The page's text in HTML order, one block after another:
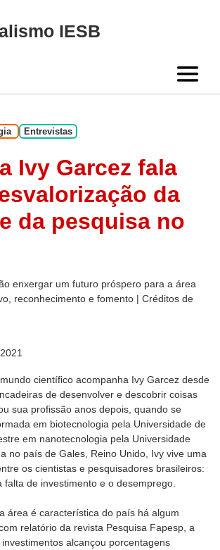
IESB
Entrevistas
Ivy Garcez fala
da
da pesquisa no
enxergar um futuro próspero para a área
reconhecimento e fomento | Créditos de
científico acompanha Ivy Garcez desde
de desenvolver e descobrir coisas
sua profissão anos depois, quando se
em biotecnologia pela Universidade de
em nanotecnologia pela Universidade
no país de Gales, Reino Unido, Ivy vive uma
os cientistas e pesquisadores brasileiros:
falta de investimento e o desemprego.
área é característica do país há algum
relatório da revista Pesquisa Fapesp, a
alcançou porcentagens